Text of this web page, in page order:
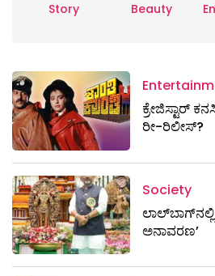
Story Beauty
ಕ್ರೇಜಿಸ್ಟಾರ್
ರೀ-ರಿಲೀಸ್?
Society
ಲಾಲ್‌ಬಾಗ್‌ನಲ್ಲಿ
ಅನಾವರಣ’